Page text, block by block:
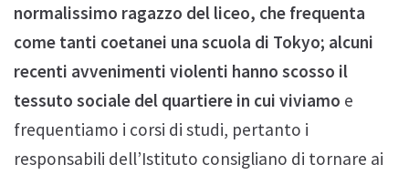
normalissimo ragazzo del liceo, che frequenta
come tanti coetanei una scuola di Tokyo; alcuni
recenti avvenimenti violenti hanno scosso il
tessuto sociale del quartiere in cui viviamo e
frequentiamo i corsi di studi, pertanto i
responsabili dell’Istituto consigliano di tornare ai